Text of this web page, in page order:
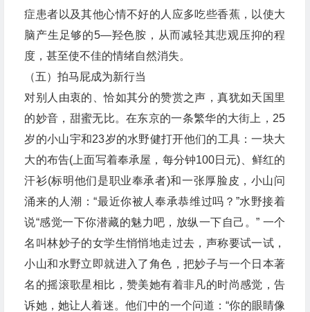
症患者以及其他心情不好的人应多吃些香蕉，以使大
脑产生足够的5—羟色胺，从而减轻其悲观压抑的程
度，甚至使不佳的情绪自然消失。
（五）拍马屁成为新行当
对别人由衷的、恰如其分的赞赏之声，真犹如天国里
的妙音，甜蜜无比。在东京的一条繁华的大街上，25
岁的小山宇和23岁的水野健打开他们的工具：一块大
大的布告(上面写着奉承屋，每分钟100日元)、鲜红的
汗衫(标明他们是职业奉承者)和一张厚脸皮，小山问
涌来的人潮：“最近你被人奉承恭维过吗？”水野接着
说“感觉一下你潜藏的魅力吧，放纵一下自己。” 一个
名叫林妙子的女学生悄悄地走过去，声称要试一试，
小山和水野立即就进入了角色，把妙子与一个日本著
名的摇滚歌星相比，赞美她有着非凡的时尚感觉，告
诉她，她让人着迷。他们中的一个问道：“你的眼睛像